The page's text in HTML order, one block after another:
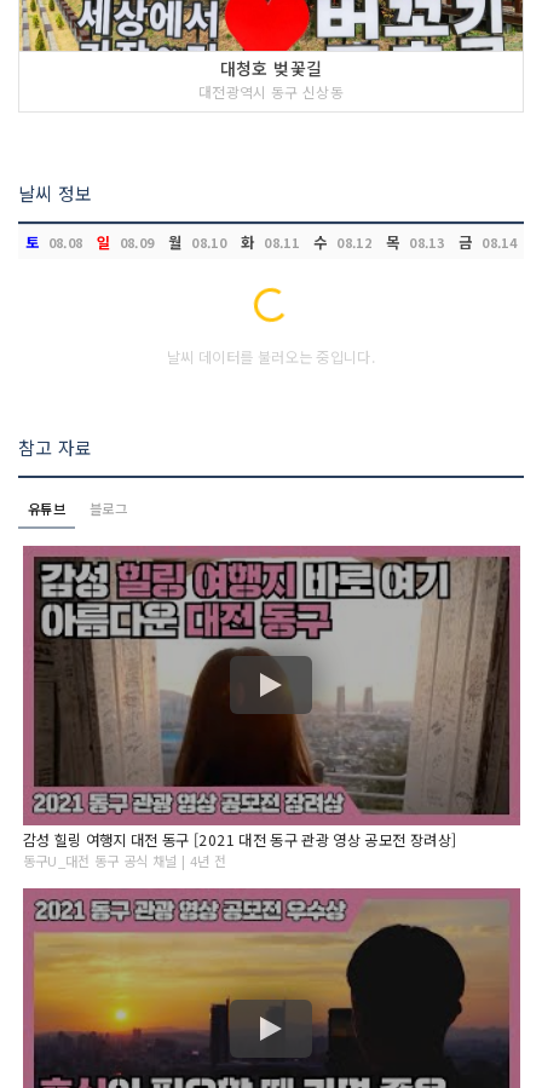
대청호 벚꽃길
대전광역시 동구 신상동
날씨 정보
토 08.08 일 08.09 월 08.10 화 08.11 수 08.12 목 08.13 금 08.14
Loading...
날씨 데이터를 불러오는 중입니다.
참고 자료
유튜브 블로그
감성 힐링 여행지 대전 동구 [2021 대전 동구 관광 영상 공모전 장려상]
동구U_대전 동구 공식 채널 | 4년 전